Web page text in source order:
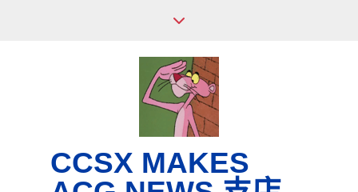
CCSX MAKES